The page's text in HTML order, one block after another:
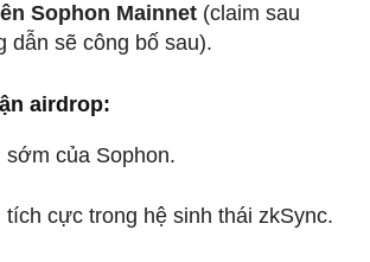
Sophon Mainnet (claim sau
dẫn sẽ công bố sau).
airdrop:
của Sophon.
cực trong hệ sinh thái zkSync.